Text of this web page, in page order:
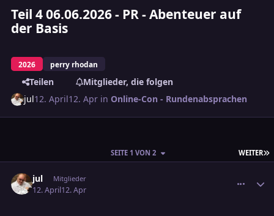
Teil 4 06.06.2026 - PR - Abenteuer auf
der Basis
2026 perry rhodan
Teilen
Mitglieder, die folgen
jul12. April12. Apr in Online-Con - Rundenabsprachen
WEITER
SEITE 1 VON 2
jul Mitglieder
12. April12. Apr